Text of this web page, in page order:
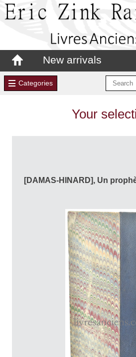
New arrivals
Categories
Your
[DAMAS-HINARD], Un